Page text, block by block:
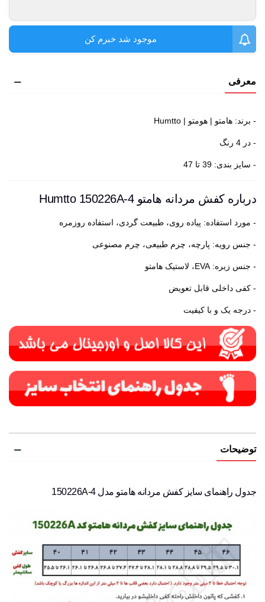
موجود شد خبرم کن
معرفی
- برند: هامتو | هومتو | Humtto
- در 4 رنگ
- سایز بندی: 39 تا 47
درباره کفش مردانه هامتو Humtto 150226A-4
- مورد استفاده: پیاده روی، طبیعت گردی، استفاده روزمره
- جنس رویه: پارچه، چرم طبیعی، چرم مصنوعی
- جنس زیره: EVA، لاستیک هامتو
- کفی داخلی قابل تعویض
- درجه یک و با کیفیت
توضیحات
جدول راهنمای سایز کفش مردانه هامتو مدل 150226A-4